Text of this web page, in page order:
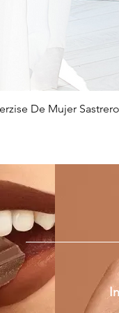
De Mujer Sastrero